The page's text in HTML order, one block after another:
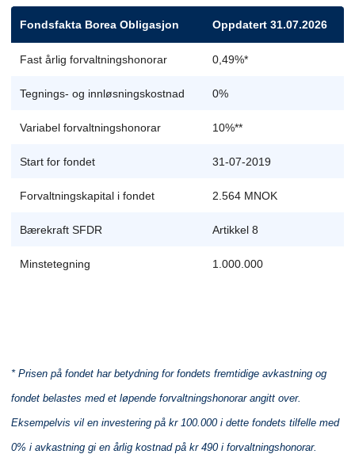
Fondsfakta Borea Obligasjon Oppdatert 31.07.2026
Fast årlig forvaltningshonorar 0,49%*
Tegnings- og innløsningskostnad 0%
Variabel forvaltningshonorar 10%**
Start for fondet 31-07-2019
Forvaltningskapital i fondet 2.564 MNOK
Bærekraft SFDR Artikkel 8
Minstetegning 1.000.000
* Prisen på fondet har betydning for fondets fremtidige avkastning og
fondet belastes med et løpende forvaltningshonorar angitt over.
Eksempelvis vil en investering på kr 100.000 i dette fondets tilfelle med
0% i avkastning gi en årlig kostnad på kr 490 i forvaltningshonorar.